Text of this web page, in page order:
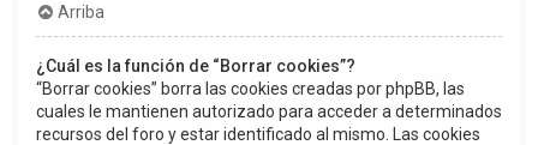
Arriba
¿Cuál es la función de “Borrar cookies”?
“Borrar cookies” borra las cookies creadas por phpBB, las
cuales le mantienen autorizado para acceder a determinados
recursos del foro y estar identificado al mismo. Las cookies